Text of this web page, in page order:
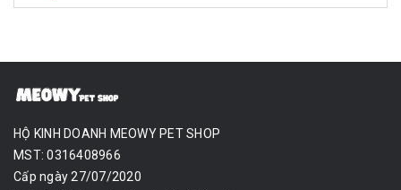
HỘ KINH DOANH MEOWY PET SHOP
MST: 0316408966
Cấp ngày 27/07/2020